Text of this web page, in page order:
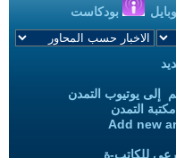
بودكاست
إلى يوتيوب التمدن
التمدن
Add new
للكاتب-ة